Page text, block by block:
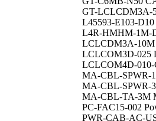
GT-LCLCDM3A-
L45593-E103-D10
L4R-HMHM-1M-D
LCLCDM3A-10M
LCLCOM3D-025
LCLCOM4D-010-
MA-CBL-SPWR-
MA-CBL-SPWR-
MA-CBL-TA-3M
PC-FAC15-002
PWR-CAB-AC-